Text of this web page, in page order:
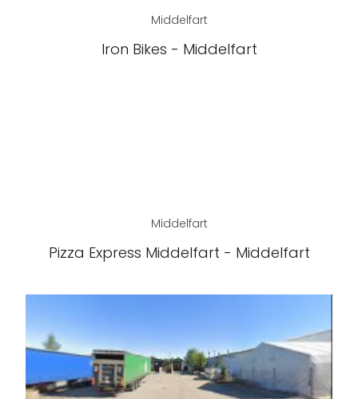
Middelfart
Iron Bikes - Middelfart
Middelfart
Pizza Express Middelfart - Middelfart